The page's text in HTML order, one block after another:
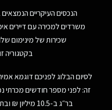
הנכסים העיקריים
משרדים למכירה עם דיירים
שכירות של מינימום
בקטגוריה
לסיום הבלוג לפניכם דוגמא
זה: לפני מספר חודשים מכרתי